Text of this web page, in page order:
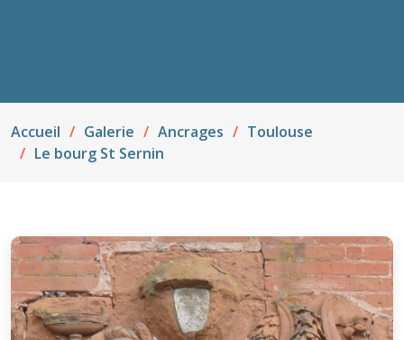
Accueil Galerie Ancrages
Toulouse
Le bourg St Sernin